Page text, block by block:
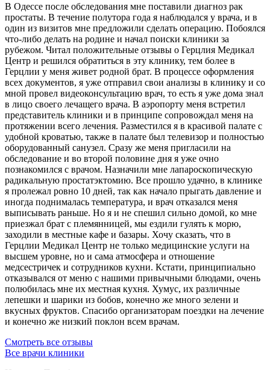
В Одессе после обследования мне поставили диагноз рак
простаты. В течение полутора года я наблюдался у врача, и в
один из визитов мне предложили сделать операцию. Побоялся
что-либо делать на родине и начал поиски клиники за
рубежом. Читал положительные отзывы о Герцлия Медикал
Центр и решился обратиться в эту клинику, тем более в
Герцлии у меня живет родной брат. В процессе оформления
всех документов, я уже отправил свои анализы в клинику и со
мной провел видеоконсультацию врач, то есть я уже дома знал
в лицо своего лечащего врача. В аэропорту меня встретил
представитель клиники и в принципе сопровождал меня на
протяжении всего лечения. Разместился я в красивой палате с
удобной кроватью, также в палате был телевизор и полностью
оборудованный санузел. Сразу же меня пригласили на
обследование и во второй половине дня я уже очно
познакомился с врачом. Назначили мне лапароскопическую
радикальную простатэктомию. Все прошло удачно, в клинике
я пролежал ровно 10 дней, так как начало прыгать давление и
иногда поднималась температура, и врач отказался меня
выписывать раньше. Но я и не спешил сильно домой, ко мне
приезжал брат с племянницей, мы ездили гулять к морю,
заходили в местные кафе и базары. Хочу сказать, что в
Герцлии Медикал Центр не только медицинские услуги на
высшем уровне, но и сама атмосфера и отношение
медсестричек и сотрудников кухни. Кстати, принципиально
отказывался от меню с нашими привычными блюдами, очень
полюбилась мне их местная кухня. Хумус, их различные
лепешки и шарики из бобов, конечно же много зелени и
вкусных фруктов. Спасибо организаторам поездки на лечение
и конечно же низкий поклон всем врачам.
Смотреть все отзывы
Все врачи клиники